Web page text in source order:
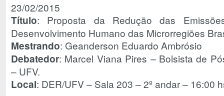
23/02/2015
Título: Proposta da Redução das
Desenvolvimento Humano das Microrregiões
Mestrando: Geanderson Eduardo Ambrósio
Debatedor: Marcel Viana Pires – Bolsista de
– UFV.
Local: DER/UFV – Sala 203 – 2º andar – 16:00